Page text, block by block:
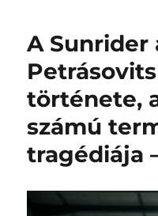
A Sunrider
története,
számú
tragédiája